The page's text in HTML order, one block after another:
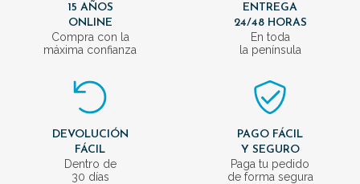
15 AÑOS
ONLINE
Compra con la
máxima confianza
ENTREGA
24/48 HORAS
En toda
la península
DEVOLUCIÓN
FÁCIL
Dentro de
30 días
PAGO FÁCIL
Y SEGURO
Paga tu pedido
de forma segura